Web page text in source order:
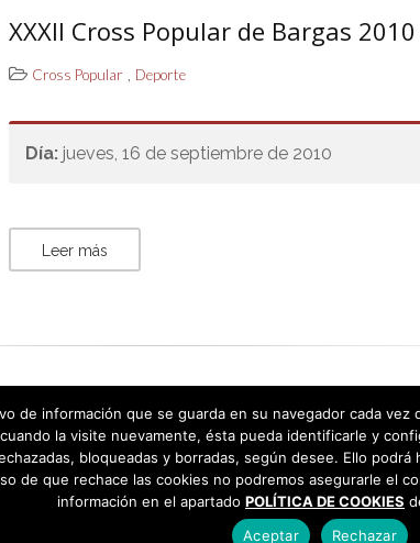
XXXII Cross Popular de Bargas 2010
Cross Popular , Deporte
Día: jueves, 16 de septiembre de 2010
Leer más
de información que se guarda en su navegador cada
la visite nuevamente, ésta pueda identificarle y
bloqueadas y borradas, según desee. Ello
de que rechace las cookies no podremos asegurarle el
información en el apartado POLÍTICA DE COOKIES
Aceptar
Rechazar